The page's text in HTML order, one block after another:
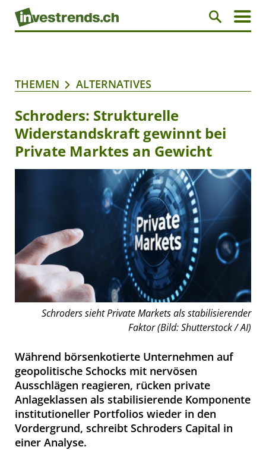
THEMEN ALTERNATIVES
Schroders: Strukturelle
Widerstandskraft gewinnt bei
Private Marktes an Gewicht
Schroders sieht Private Markets als stabilisierender
Faktor (Bild: Shutterstock / AI)
Während börsenkotierte Unternehmen auf
geopolitische Schocks mit nervösen
Ausschlägen reagieren, rücken private
Anlageklassen als stabilisierende Komponente
institutioneller Portfolios wieder in den
Vordergrund, schreibt Schroders Capital in
einer Analyse.